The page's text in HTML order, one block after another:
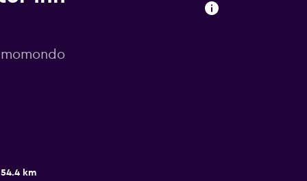
54.4 km